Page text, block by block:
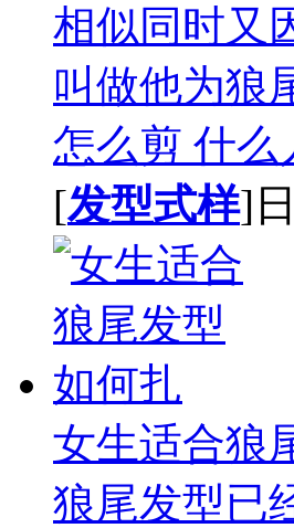
相似同时又
叫做他为狼
怎么剪 什么
[发型式样]
女生适合狼
狼尾发型已